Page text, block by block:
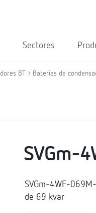
Sectores
BT Baterías de
SVGm-
SVGm-4WF-
de 69 kvar